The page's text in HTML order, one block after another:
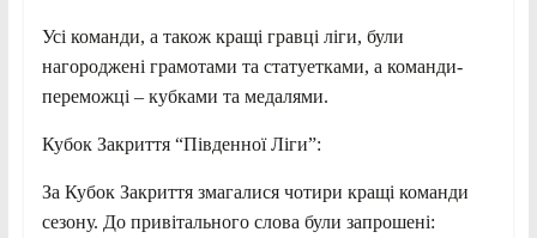
Усі команди, а також кращі гравці ліги, були
нагороджені грамотами та статуетками, а команди-
переможці – кубками та медалями.
Кубок Закриття “Південної Ліги”:
За Кубок Закриття змагалися чотири кращі команди
сезону. До привітального слова були запрошені: